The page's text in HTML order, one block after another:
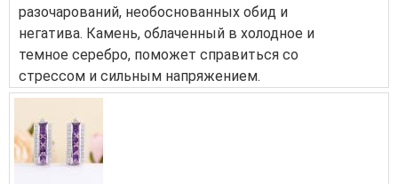
разочарований, необоснованных обид и
негатива. Камень, облаченный в холодное и
темное серебро, поможет справиться со
стрессом и сильным напряжением.